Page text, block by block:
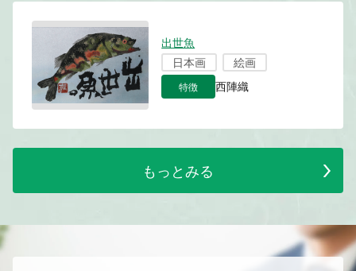
出世魚
日本画
絵画
特徴 西陣織
もっとみる